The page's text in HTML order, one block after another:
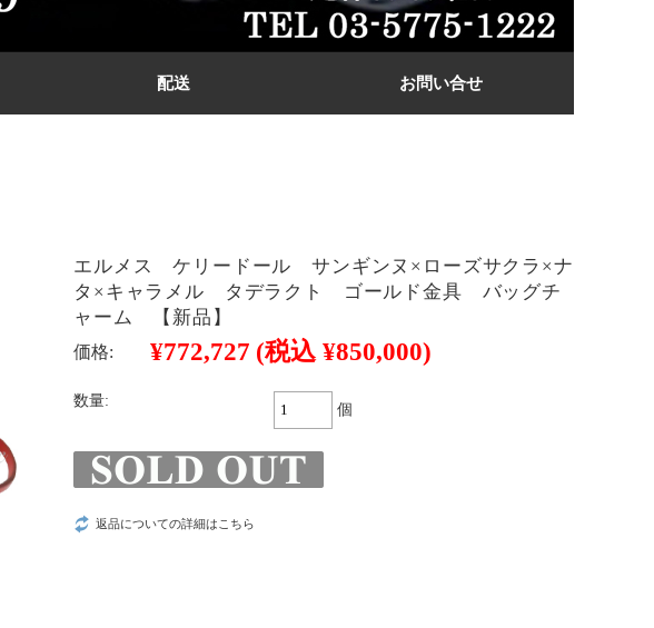
配送 お問い合せ
エルメス ケリードール サンギンヌ×ローズサクラ×ナ
タ×キャラメル タデラクト ゴールド金具 バッグチ
ャーム 【新品】
価格: ¥772,727 (税込 ¥850,000)
数量:
個
返品についての詳細はこちら